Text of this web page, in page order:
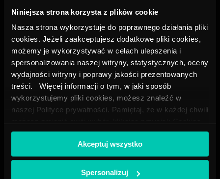
Niniejsza strona korzysta z plików cookie
Nasza strona wykorzystuje do poprawnego działania pliki
cookies. Jeżeli zaakceptujesz dodatkowe pliki cookies,
możemy je wykorzystywać w celach ulepszenia i
spersonalizowania naszej witryny, statystycznych, oceny
wydajności witryny i poprawy jakości prezentowanych
treści. Więcej informacji o tym, w jaki sposób
wykorzystujemy pliki cookies, możesz znaleźć w
naszej Polityce prywatności. Pamiętaj, że w każdej chwili
na dole naszej strony.
Akceptuj wszystko
Spersonalizuj
ANGEBOT